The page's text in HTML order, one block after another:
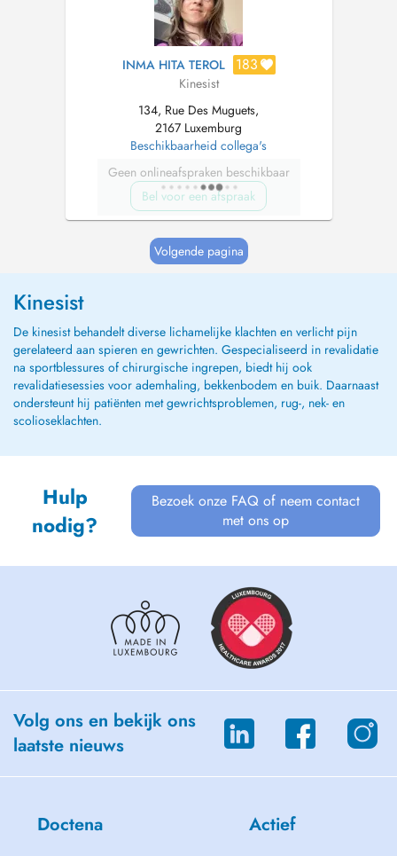
INMA HITA TEROL 183
Kinesist
134, Rue Des Muguets,
2167 Luxemburg
Beschikbaarheid collega's
Geen onlineafspraken beschikbaar
Bel voor een afspraak
Volgende pagina
Kinesist
De kinesist behandelt diverse lichamelijke klachten en verlicht pijn
gerelateerd aan spieren en gewrichten. Gespecialiseerd in revalidatie
na sportblessures of chirurgische ingrepen, biedt hij ook
revalidatiesessies voor ademhaling, bekkenbodem en buik. Daarnaast
ondersteunt hij patiënten met gewrichtsproblemen, rug-, nek- en
scolioseklachten.
Hulp
nodig?
Bezoek onze FAQ of neem contact
met ons op
Volg ons en bekijk ons
laatste nieuws
Doctena Actief